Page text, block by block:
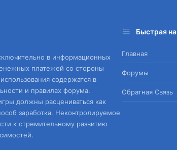
в информационных
платежей со стороны
содержатся в
и правилах форума.
должны расцениваться как
заработка. Неконтролируемое
к стремительному развитию
Быстрая
Главная
Форумы
Обратная Связь